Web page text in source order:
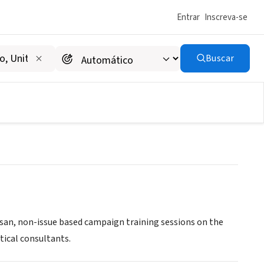
Entrar Inscreva-se
Buscar
non-issue based campaign training sessions on the
consultants.